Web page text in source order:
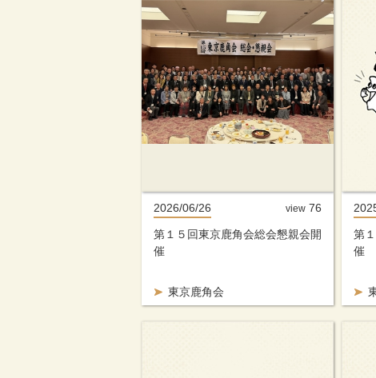
2026/06/26
東京鹿角会
第１５回東京鹿角会総会懇親会開
催
view 76
第
催